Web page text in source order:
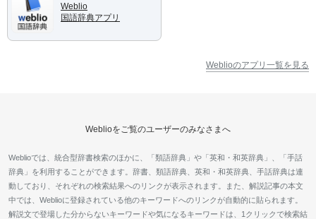
Weblio
国語辞典アプリ
Weblioのアプリ一覧を見る
Weblioをご覧のユーザーのみなさまへ
Weblioでは、統合型辞書検索のほかに、「類語辞典」や「英和・和英辞典」、「手話
辞典」を利用することができます。辞書、類語辞典、英和・和英辞典、手話辞典は連
動しており、それぞれの検索結果へのリンクが表示されます。また、解説記事の本文
中では、Weblioに登録されている他のキーワードへのリンクが自動的に貼られます。
解説文で登場した分からないキーワードや気になるキーワードは、1クリックで検索結